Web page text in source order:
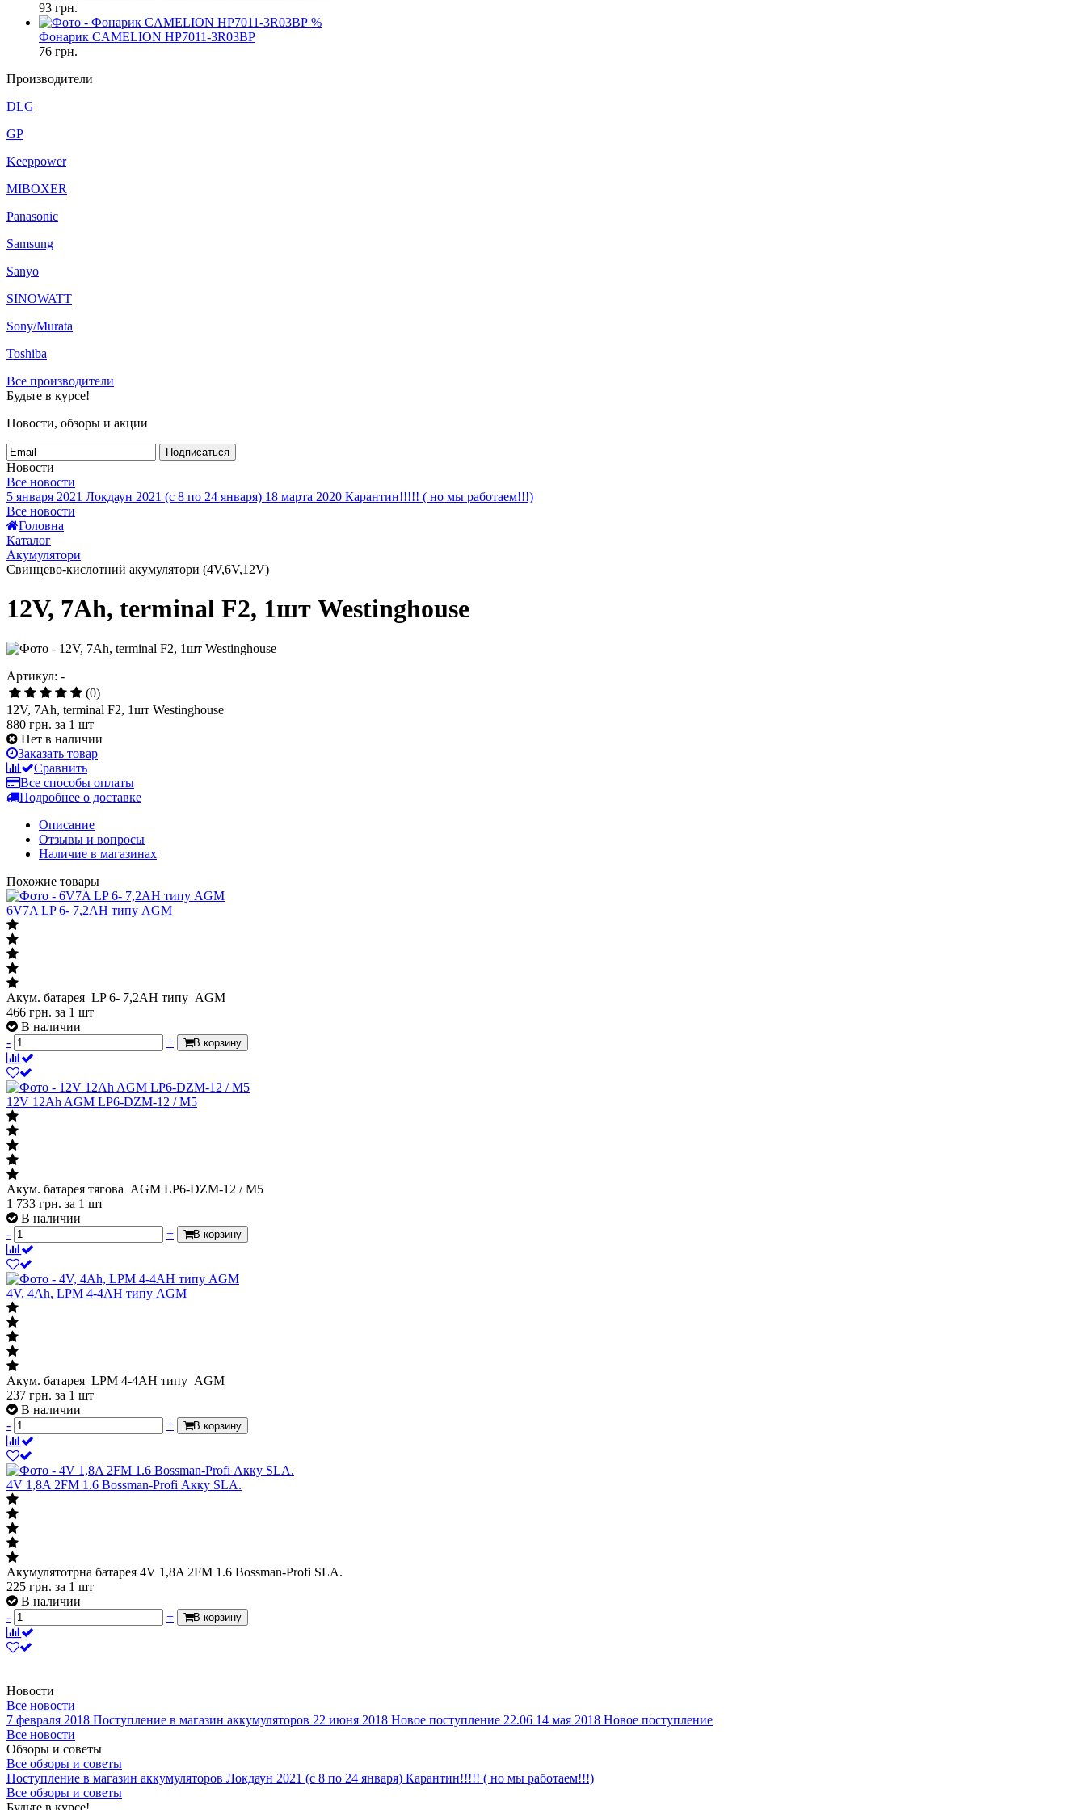
93 грн.
%
Фонарик CAMELION HP7011-3R03BP
76 грн.
Производители
DLG
GP
Keeppower
MIBOXER
Panasonic
Samsung
Sanyo
SINOWATT
Sony/Murata
Toshiba
Все производители
Будьте в курсе!
Новости, обзоры и акции
Подписаться
Новости
Все новости
5 января 2021 Локдаун 2021 (с 8 по 24 января) 18 марта 2020 Карантин!!!!! ( но мы работаем!!!)
Все новости
Головна
Каталог
Акумулятори
Свинцево-кислотний акумулятори (4V,6V,12V)
12V, 7Ah, terminal F2, 1шт Westinghouse
Артикул: -
(0)
12V, 7Ah, terminal F2, 1шт Westinghouse
880 грн. за 1 шт
Нет в наличии
Заказать товар
Сравнить
Все способы оплаты
Подробнее о доставке
Описание
Отзывы и вопросы
Наличие в магазинах
Похожие товары
6V7A LP 6- 7,2АН типу AGM
Акум. батарея LP 6- 7,2АН типу AGM
466 грн. за 1 шт
В наличии
-
+ В корзину
12V 12Ah AGM LP6-DZM-12 / М5
Акум. батарея тягова AGM LP6-DZM-12 / М5
1 733 грн. за 1 шт
В наличии
-
+ В корзину
4V, 4Ah, LPM 4-4АН типу AGM
Акум. батарея LPM 4-4АН типу AGM
237 грн. за 1 шт
В наличии
-
+ В корзину
4V 1,8A 2FM 1.6 Bossman-Profi Акку SLA.
Акумулятотрна батарея 4V 1,8A 2FM 1.6 Bossman-Profi SLA.
225 грн. за 1 шт
В наличии
-
+ В корзину
Новости
Все новости
7 февраля 2018 Поступление в магазин аккумуляторов 22 июня 2018 Новое поступление 22.06 14 мая 2018 Новое поступление
Все новости
Обзоры и советы
Все обзоры и советы
Поступление в магазин аккумуляторов Локдаун 2021 (с 8 по 24 января) Карантин!!!!! ( но мы работаем!!!)
Все обзоры и советы
Будьте в курсе!